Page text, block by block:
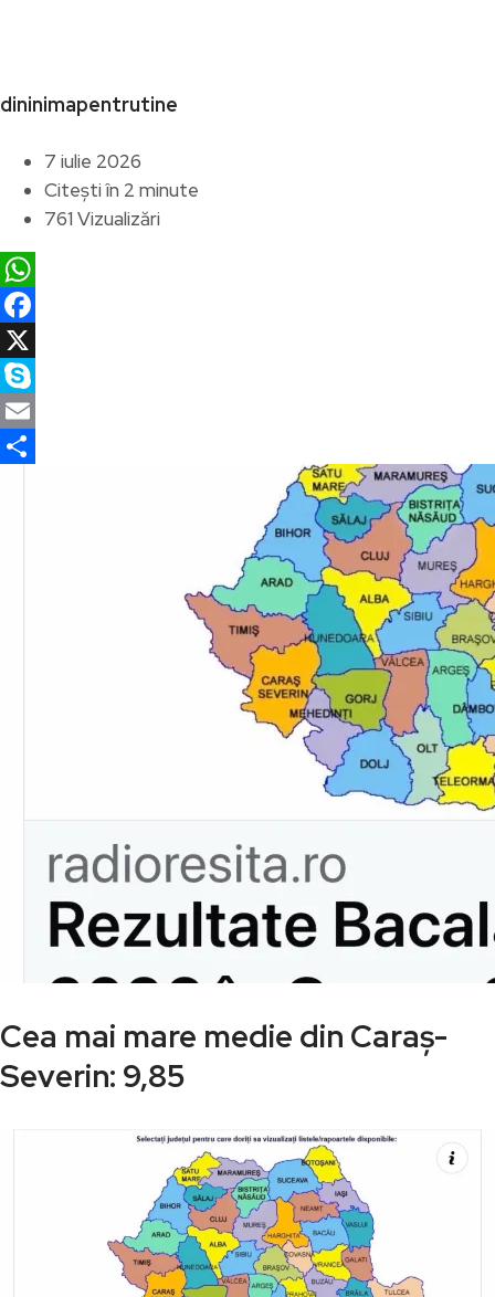
dininimapentrutine
7 iulie 2026
Citești în 2 minute
761 Vizualizări
WhatsApp
Facebook
X
Skype
Email
Cea mai mare medie din Caraș-
Severin: 9,85